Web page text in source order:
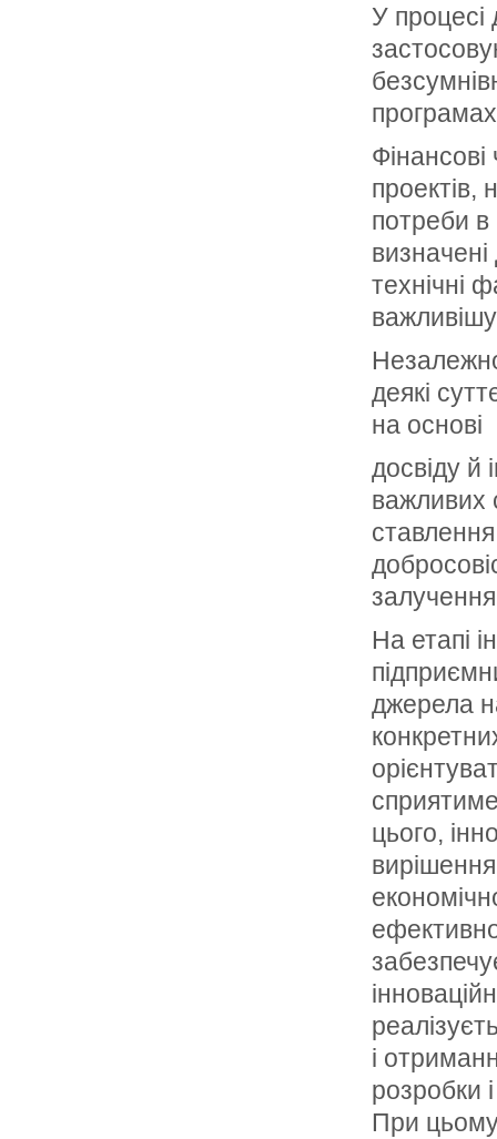
У процесі
проектів,
потреби в
технічні
деякі
на основі
досвіду й
важливих
залучення
На етапі
джерела
цього,
і
розробки
При